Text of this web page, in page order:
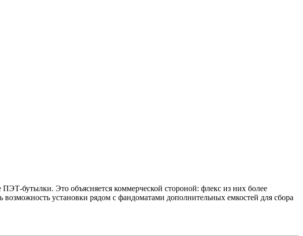
бутылки. Это объясняется коммерческой стороной: флекс из них более
возможность установки рядом с фандоматами дополнительных емкостей для сбора